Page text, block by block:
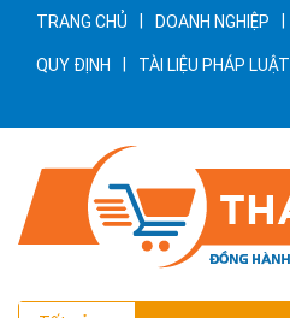
TRANG CHỦ DOANH NGHIỆP
QUY ĐỊNH TÀI LIỆU PHÁP LUẬT